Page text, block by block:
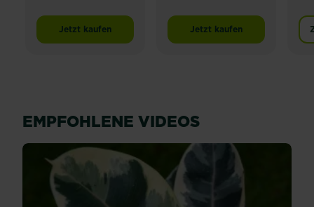
Jetzt kaufenSUBSTRAL® Naturen® Tomaten Nahrung
Jetzt kaufenSUBSTRAL® Naturen®
EMPFOHLENE VIDEOS